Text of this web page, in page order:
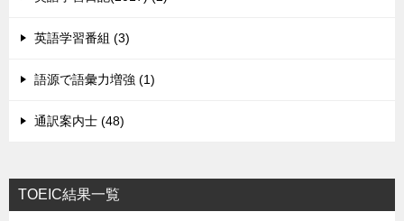
英語学習番組 (3)
語源で語彙力増強 (1)
通訳案内士 (48)
TOEIC結果一覧